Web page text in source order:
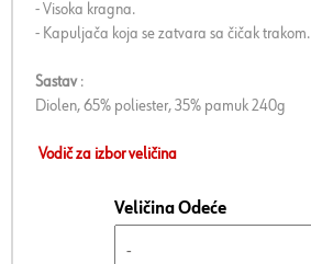
- Visoka kragna.
- Kapuljača koja se zatvara sa čičak trakom.
Sastav:
Diolen, 65% poliester, 35% pamuk 240g
Vodič za izbor veličina
Veličina Odeće